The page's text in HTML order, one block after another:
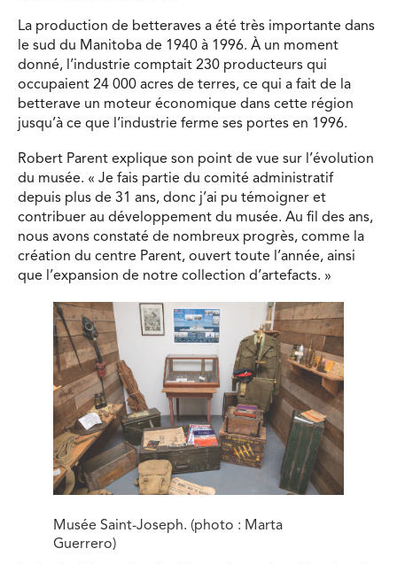
La production de betteraves a été très importante dans
le sud du Manitoba de 1940 à 1996. À un moment
donné, l’industrie comptait 230 producteurs qui
occupaient 24 000 acres de terres, ce qui a fait de la
betterave un moteur économique dans cette région
jusqu’à ce que l’industrie ferme ses portes en 1996.
Robert Parent explique son point de vue sur l’évolution
du musée. « Je fais partie du comité administratif
depuis plus de 31 ans, donc j’ai pu témoigner et
contribuer au développement du musée. Au fil des ans,
nous avons constaté de nombreux progrès, comme la
création du centre Parent, ouvert toute l’année, ainsi
que l’expansion de notre collection d’artefacts. »
Musée Saint-Joseph. (photo : Marta
Guerrero)